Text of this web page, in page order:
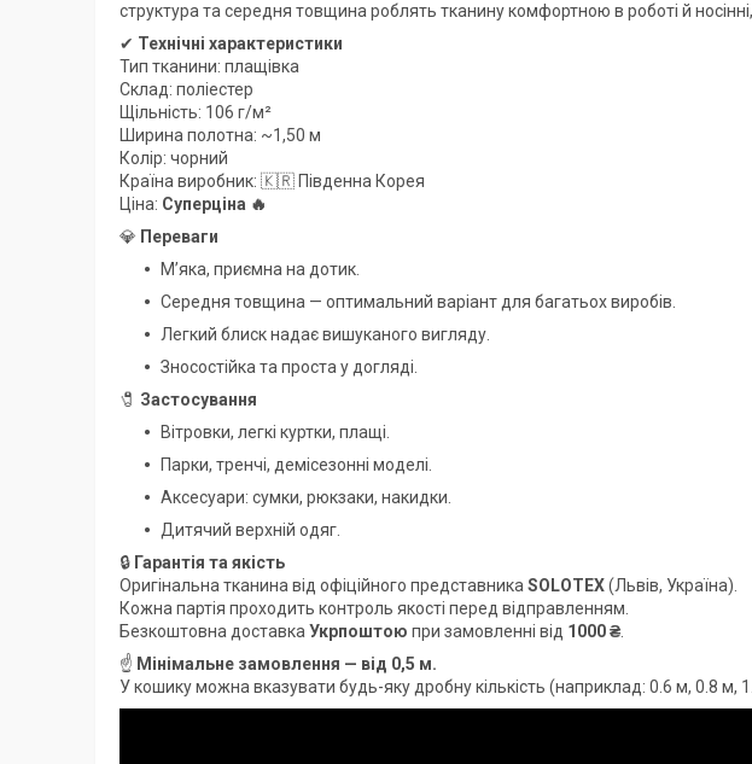
структура та середня товщина роблять тканину комфортною в роботі й
✔ Технічні характеристики
Тип тканини: плащівка
Склад: поліестер
Щільність: 106 г/м²
Ширина полотна: ~1,50 м
Колір: чорний
Країна виробник: 🇰🇷 Південна Корея
Ціна: Суперціна 🔥
💎 Переваги
М’яка, приємна на дотик.
Середня товщина — оптимальний варіант для багатьох виробів.
Легкий блиск надає вишуканого вигляду.
Зносостійка та проста у догляді.
🧷 Застосування
Вітровки, легкі куртки, плащі.
Парки, тренчі, демісезонні моделі.
Аксесуари: сумки, рюкзаки, накидки.
Дитячий верхній одяг.
🔒 Гарантія та якість
Оригінальна тканина від офіційного представника SOLOTEX(Львів, Україна).
Кожна партія проходить контроль якості перед відправленням.
Безкоштовна доставка Укрпоштою при замовленні від 1000 ₴
☝ Мінімальне замовлення — від 0,5 м.
У кошику можна вказувати будь-яку дробну кількість (наприклад: 0.6 м, 0.8 м,